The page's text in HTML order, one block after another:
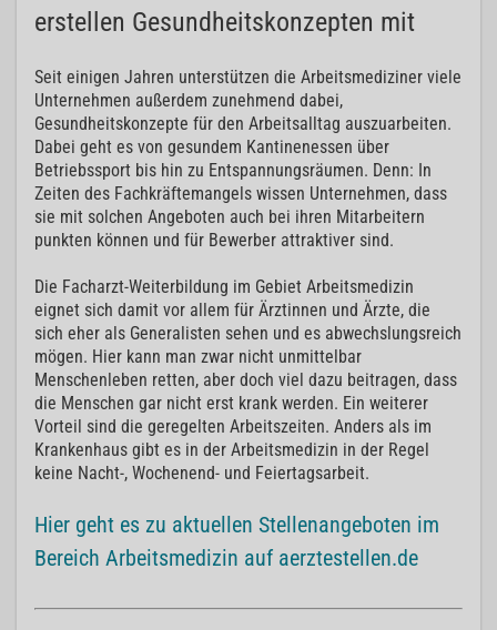
erstellen Gesundheitskonzepten mit
Seit einigen Jahren unterstützen die Arbeitsmediziner viele
Unternehmen außerdem zunehmend dabei,
Gesundheitskonzepte für den Arbeitsalltag auszuarbeiten.
Dabei geht es von gesundem Kantinenessen über
Betriebssport bis hin zu Entspannungsräumen. Denn: In
Zeiten des Fachkräftemangels wissen Unternehmen, dass
sie mit solchen Angeboten auch bei ihren Mitarbeitern
punkten können und für Bewerber attraktiver sind.
Die Facharzt-Weiterbildung im Gebiet Arbeitsmedizin
eignet sich damit vor allem für Ärztinnen und Ärzte, die
sich eher als Generalisten sehen und es abwechslungsreich
mögen. Hier kann man zwar nicht unmittelbar
Menschenleben retten, aber doch viel dazu beitragen, dass
die Menschen gar nicht erst krank werden. Ein weiterer
Vorteil sind die geregelten Arbeitszeiten. Anders als im
Krankenhaus gibt es in der Arbeitsmedizin in der Regel
keine Nacht-, Wochenend- und Feiertagsarbeit.
Hier geht es zu aktuellen Stellenangeboten im
Bereich Arbeitsmedizin auf aerztestellen.de